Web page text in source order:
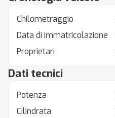
Chilometraggio
Data di immatricolazione
Proprietari
Dati tecnici
Potenza
Cilindrata